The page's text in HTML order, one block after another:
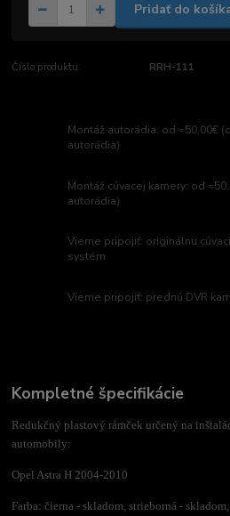
Pridať do
Číslo produktu: RRH-111
Montáž autorádia: od =50,00€
autorádia)
Montáž cúvacej kamery: od
autorádia)
Vieme pripojiť: originálnu
systém
Vieme pripojiť: prednú DVR
Kompletné špecifikácie
Redukčný plastový rámček určený na
automobily:
Opel Astra H 2004-2010
Farba: čierna - skladom, strieborná -